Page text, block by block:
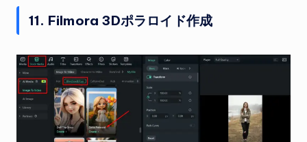
11. Filmora 3Dポラロイド作成